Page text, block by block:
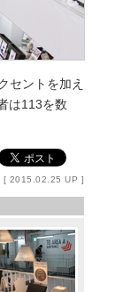
セントを加え
は113を数
[ 2015.02.25 UP ]